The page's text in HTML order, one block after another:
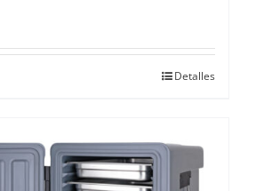
Detalles